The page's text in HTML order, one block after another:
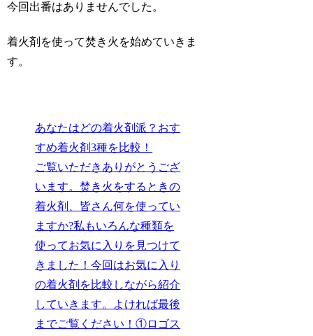
今回出番はありませんでした。
着火剤を使って焚き火を始めていきま
す。
あなたはどの着火剤派？おす
すめ着火剤3種を比較！
ご覧いただきありがとうござ
います。焚き火をするときの
着火剤、皆さん何を使ってい
ますか?私もいろんな種類を
使ってお気に入りを見つけて
きました！今回はお気に入り
の着火剤を比較しながら紹介
していきます。よければ最後
までご覧ください！①ロゴス